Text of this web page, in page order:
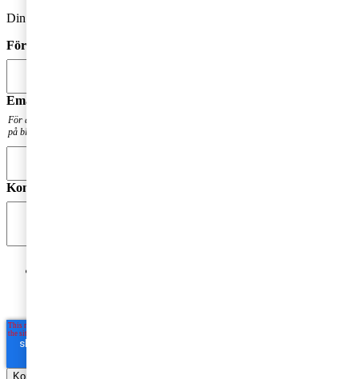
Din kommentar publiceras i anslutning till blogginlägget.
Förnamn
Email
För att få en notis när din fråga har besvarats. Din mailadress kommer inte att publiceras
på bloggen.
Kommentar